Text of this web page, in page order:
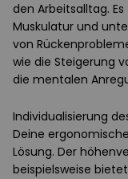
den Arbeitsalltag.
Muskulatur und
von
wie die Steigerung
die mentalen
Individualisierung
Deine
Lösung. Der
beispielsweise